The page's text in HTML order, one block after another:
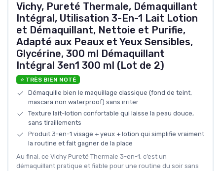
Vichy, Pureté Thermale, Démaquillant
Intégral, Utilisation 3-En-1 Lait Lotion
et Démaquillant, Nettoie et Purifie,
Adapté aux Peaux et Yeux Sensibles,
Glycérine, 300 ml Démaquillant
Intégral 3en1 300 ml (Lot de 2)
⭐ TRÈS BIEN NOTÉ
Démaquille bien le maquillage classique (fond de teint,
mascara non waterproof) sans irriter
Texture lait-lotion confortable qui laisse la peau douce,
sans tiraillements
Produit 3-en-1 visage + yeux + lotion qui simplifie vraiment
la routine et fait gagner de la place
Au final, ce Vichy Pureté Thermale 3-en-1, c’est un
démaquillant pratique et fiable pour une routine du soir sans